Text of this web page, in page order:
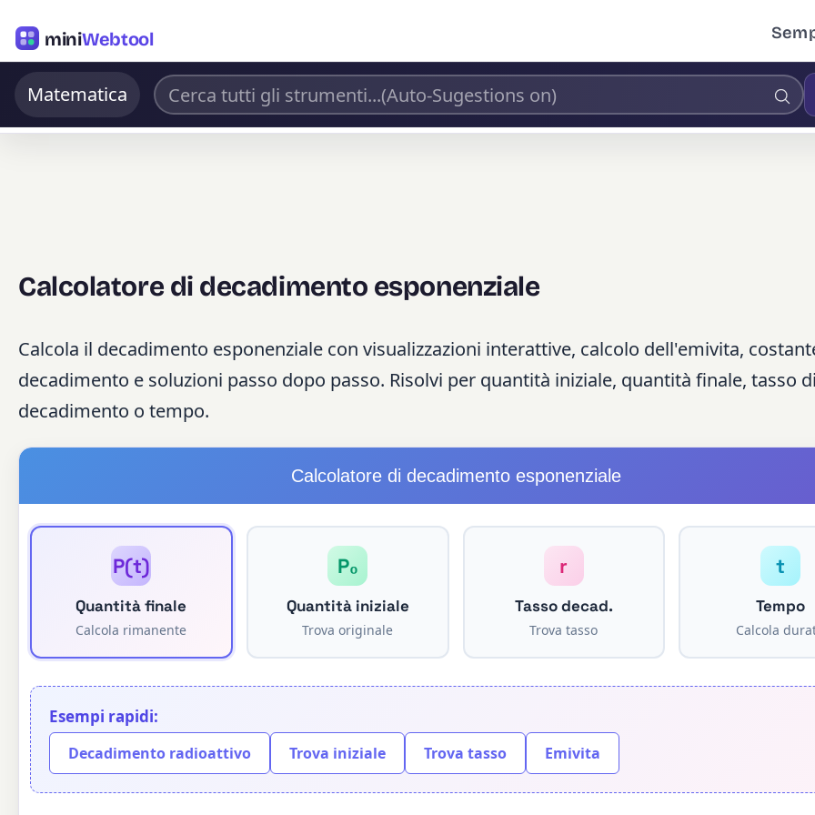
miniWebtool
Matematica
Calcolatore di decadimento esponenziale
Calcola il decadimento esponenziale con visualizzazioni interattive, calcolo dell'emivita,
decadimento e soluzioni passo dopo passo. Risolvi per quantità iniziale, quantità finale, tasso
decadimento o tempo.
Calcolatore di decadimento esponenziale
P(t)
Quantità finale
Calcola rimanente
P₀
Quantità iniziale
Trova originale
r
Tasso decad.
Trova tasso
t
Tempo
Calcola
Esempi rapidi:
Decadimento radioattivo Trova iniziale Trova tasso Emivita